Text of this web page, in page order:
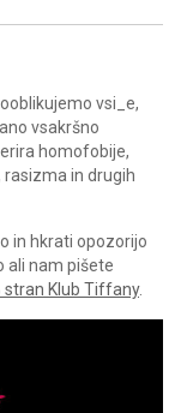
vsi_e,
vsakršno
homofobije,
in drugih
in hkrati opozorijo
ali nam pišete
stran Klub Tiffany.